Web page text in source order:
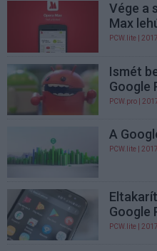
Vége a
Max
PCW.lite |
Ismét
Google
PCW.pro |
A
PCW.lite |
Google
PCW.lite |